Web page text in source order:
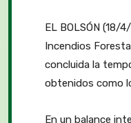
EL BOLSÓN (18/
Incendios
concluida la
obtenidos como
En un balance